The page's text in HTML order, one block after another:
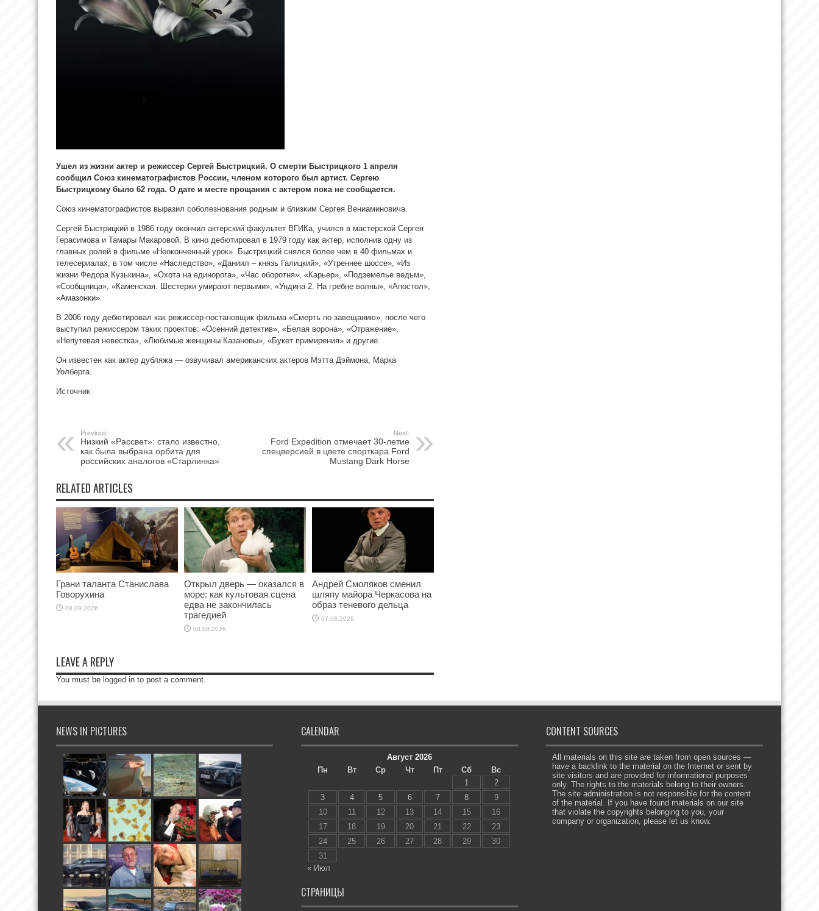
Ушел из жизни актер и режиссер Сергей Быстрицкий. О смерти Быстрицкого 1 апреля
сообщил Союз кинематографистов России, членом которого был артист. Сергею
Быстрицкому было 62 года. О дате и месте прощания с актером пока не сообщается.
Союз кинематографистов выразил соболезнования родным и близким Сергея Вениаминовича.
Сергей Быстрицкий в 1986 году окончил актерский факультет ВГИКа, учился в мастерской Сергея
Герасимова и Тамары Макаровой. В кино дебютировал в 1979 году как актер, исполнив одну из
главных ролей в фильме «Неоконченный урок». Быстрицкий снялся более чем в 40 фильмах и
телесериалах, в том числе «Наследство», «Даниил – князь Галицкий», «Утреннее шоссе», «Из
жизни Федора Кузькина», «Охота на единорога», «Час оборотня», «Карьер», «Подземелье ведьм»,
«Сообщница», «Каменская. Шестерки умирают первыми», «Ундина 2. На гребне волны», «Апостол»,
«Амазонки».
В 2006 году дебютировал как режиссер-постановщик фильма «Смерть по завещанию», после чего
выступил режиссером таких проектов: «Осенний детектив», «Белая ворона», «Отражение»,
«Непутевая невестка», «Любимые женщины Казановы», «Букет примирения» и другие.
Он известен как актер дубляжа — озвучивал американских актеров Мэтта Дэймона, Марка
Уолберга.
Источник
Previous:
Низкий «Рассвет»: стало известно,
как была выбрана орбита для
российских аналогов «Старлинка»
Next:
Ford Expedition отмечает 30-летие
спецверсией в цвете спорткара Ford
Mustang Dark Horse
RELATED ARTICLES
Грани таланта Станислава
Говорухина
08.08.2026
Открыл дверь — оказался в
море: как культовая сцена
едва не закончилась
трагедией
08.08.2026
Андрей Смоляков сменил
шляпу майора Черкасова на
образ теневого дельца
07.08.2026
LEAVE A REPLY
You must be logged in to post a comment.
NEWS IN PICTURES CALENDAR
Август 2026
Пн
Вт Ср Чт Пт Сб
Вс
1
2
3
4 5 6 7 8
9
10
11 12 13 14 15
16
17
18 19 20 21 22
23
24
25 26 27 28 29
30
31
« Июл
СТРАНИЦЫ
CONTENT SOURCES
All materials on this site are taken from open sources —
have a backlink to the material on the Internet or sent by
site visitors and are provided for informational purposes
only. The rights to the materials belong to their owners.
The site administration is not responsible for the content
of the material. If you have found materials on our site
that violate the copyrights belonging to you, your
company or organization, please let us know.